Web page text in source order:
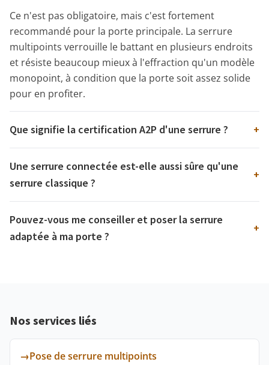
Ce n'est pas obligatoire, mais c'est fortement
recommandé pour la porte principale. La serrure
multipoints verrouille le battant en plusieurs endroits
et résiste beaucoup mieux à l'effraction qu'un modèle
monopoint, à condition que la porte soit assez solide
pour en profiter.
Que signifie la certification A2P d'une serrure ? +
Une serrure connectée est-elle aussi sûre qu'une
serrure classique ?
+
Pouvez-vous me conseiller et poser la serrure
adaptée à ma porte ?
+
Nos services liés
→Pose de serrure multipoints